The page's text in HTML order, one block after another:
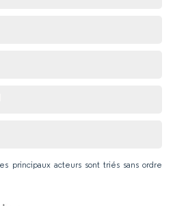
principaux acteurs sont triés sans ordre